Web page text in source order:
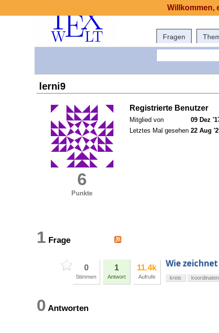
Fragen
lerni9
6
Punkte
Registrierte Benutzer
Mitglied von
09 Dez
Letztes Mal gesehen 22 Aug
1 Frage
0
Stimmen
1
Antwort
11.4k
Aufrufe
Wie
kreis
0 Antworten
Willkommen,